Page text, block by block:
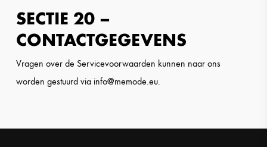
SECTIE 20 –
CONTACTGEGEVENS
Vragen over de Servicevoorwaarden kunnen naar ons
worden gestuurd via info@memode.eu.